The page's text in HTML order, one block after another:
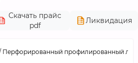
Скачать прайс
pdf
Ликвидация
Перфорированный профилированный